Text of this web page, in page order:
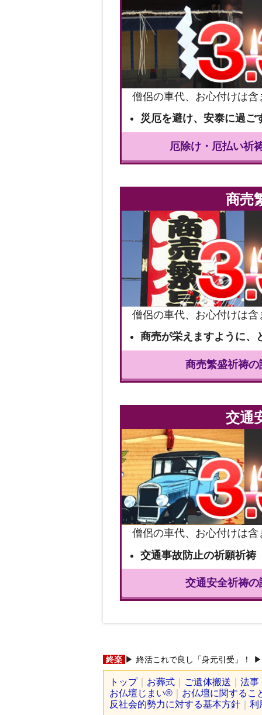
僧侶の車代、お心付けは
災厄を避け、安泰に過ご
厄除け・厄払い祈
商売
僧侶の車代、お心付けは
商売が栄えますように、
商売繁盛祈祷
交通
僧侶の車代、お心付けは
交通事故防止の祈願祈祷
交通安全祈祷
終楽 終活これで良し「身元引受」！
トップ お葬式 ご遺体搬送
法事
お仏壇じまい®
お仏壇に関するこ
反社会的勢力に対する基本方針
利